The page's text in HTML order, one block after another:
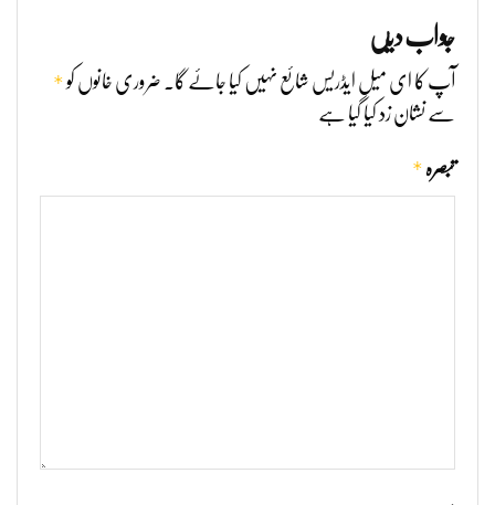
جواب دیں
آپ کا ای میل ایڈریس شائع نہیں کیا جائے گا۔ ضروری خانوں کو*
سے نشان زد کیا گیا ہے
تبصرہ *